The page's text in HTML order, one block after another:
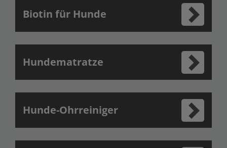
Biotin für Hunde
Hundematratze
Hunde-Ohrreiniger